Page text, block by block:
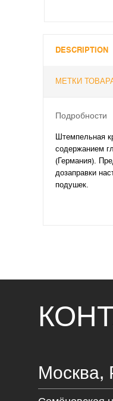
DESCRIPTION
МЕТКИ
Подробности
Штемпельная
содержанием
(Германия).
дозаправки
подушек.
Москва,